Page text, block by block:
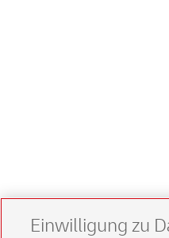
Einwilligung zu